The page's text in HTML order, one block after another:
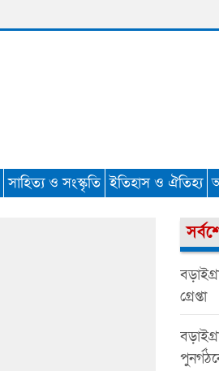
সাহিত্য ও সংস্কৃতি ইতিহাস ও ঐতিহ্য
গ্রেপ্তা